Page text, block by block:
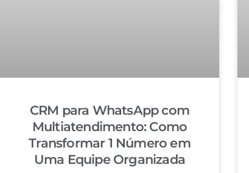
CRM para WhatsApp com
Multiatendimento: Como
Transformar 1 Número em
Uma Equipe Organizada